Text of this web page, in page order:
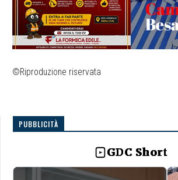
©Riproduzione riservata
PUBBLICITÀ
GDC Short